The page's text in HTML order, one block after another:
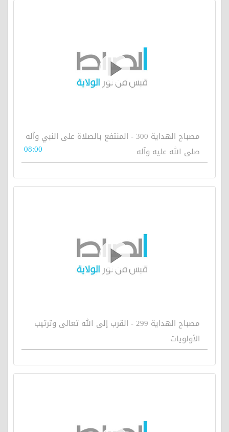
مصباح الهداية 300 - المنتفع بالصلاة على النبي وآله
صلى الله عليه وآله
08:00
مصباح الهداية 299 - القرب إلى الله تعالى وترتيب
الأولويات